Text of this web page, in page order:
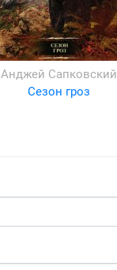
Анджей Сапковский
Сезон гроз